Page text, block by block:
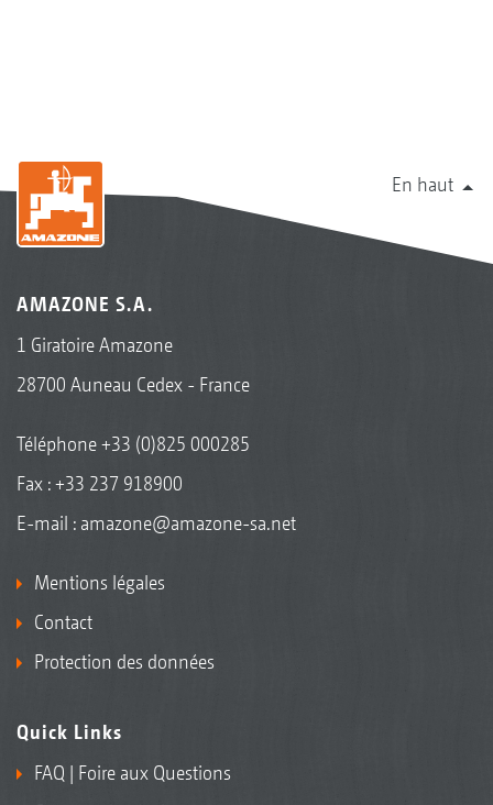
En haut
AMAZONE S.A.
1 Giratoire Amazone
28700 Auneau Cedex - France
Téléphone+33 (0)825 000285
Fax : +33 237 918900
E-mail : amazone@amazone-sa.net
Mentions légales
Contact
Protection des données
Quick Links
FAQ | Foire aux Questions